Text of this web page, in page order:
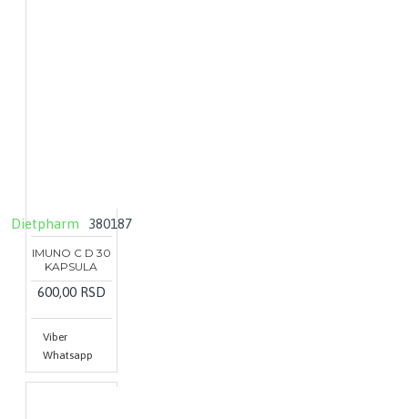
Dietpharm 380187
IMUNO C D 30
KAPSULA
600,00 RSD
Viber
Whatsapp